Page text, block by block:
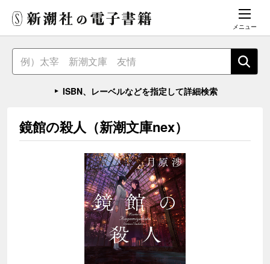
メニュー
ISBN、レーベルなどを指定して詳細検索
鏡館の殺人（新潮文庫nex）